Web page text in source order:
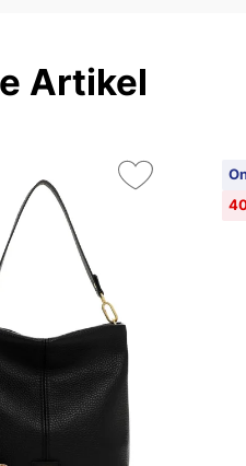
Artikel